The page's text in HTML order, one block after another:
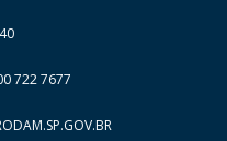
722 7677